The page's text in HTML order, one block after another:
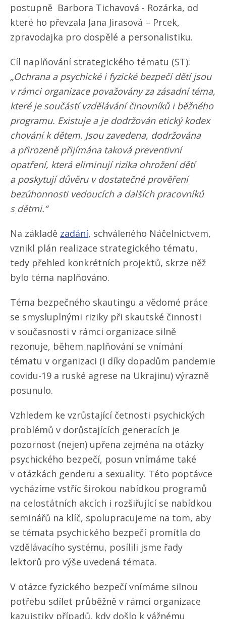
postupně Barbora Tichavová - Rozárka, od
které ho převzala Jana Jirasová – Prcek,
zpravodajka pro dospělé a personalistiku.
Cíl naplňování strategického tématu (ST):
„Ochrana a psychické i fyzické bezpečí dětí jsou
v rámci organizace považovány za zásadní téma,
které je součástí vzdělávání činovníků i běžného
programu. Existuje a je dodržován etický kodex
chování k dětem. Jsou zavedena, dodržována
a přirozeně přijímána taková preventivní
opatření, která eliminují rizika ohrožení dětí
a poskytují důvěru v dostatečné prověření
bezúhonnosti vedoucích a dalších pracovníků
s dětmi.“
Na základě zadání, schváleného Náčelnictvem,
vznikl plán realizace strategického tématu,
tedy přehled konkrétních projektů, skrze něž
bylo téma naplňováno.
Téma bezpečného skautingu a vědomé práce
se smysluplnými riziky při skautské činnosti
v současnosti v rámci organizace silně
rezonuje, během naplňování se vnímání
tématu v organizaci (i díky dopadům pandemie
covidu-19 a ruské agrese na Ukrajinu) výrazně
posunulo.
Vzhledem ke vzrůstající četnosti psychických
problémů v dorůstajících generacích je
pozornost (nejen) upřena zejména na otázky
psychického bezpečí, posun vnímáme také
v otázkách genderu a sexuality. Této poptávce
vycházíme vstříc širokou nabídkou programů
na celostátních akcích i rozšiřující se nabídkou
seminářů na klíč, spolupracujeme na tom, aby
se témata psychického bezpečí promítla do
vzdělávacího systému, posílili jsme řady
lektorů pro výše uvedená témata.
V otázce fyzického bezpečí vnímáme silnou
potřebu sdílet průběžně v rámci organizace
kazuistiky případů, kdy došlo k vážnému